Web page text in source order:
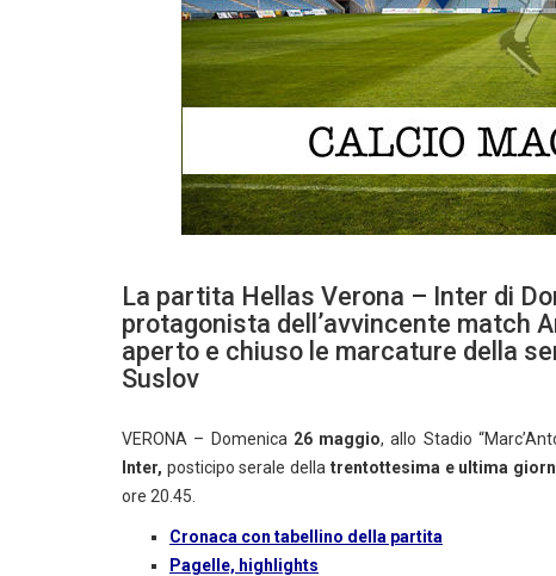
La partita Hellas Verona – Inter di
protagonista dell’avvincente match
aperto e chiuso le marcature della
Suslov
VERONA – Domenica 26 maggio, allo Stadio
Inter, posticipo serale della trentottesima e ultima
ore 20.45.
Cronaca con tabellino della partita
Pagelle, highlights